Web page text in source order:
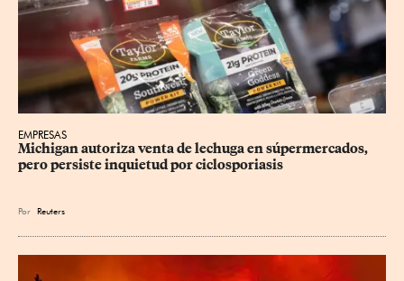
EMPRESAS
Michigan autoriza venta de lechuga en súpermercados,
pero persiste inquietud por ciclosporiasis
Por Reuters